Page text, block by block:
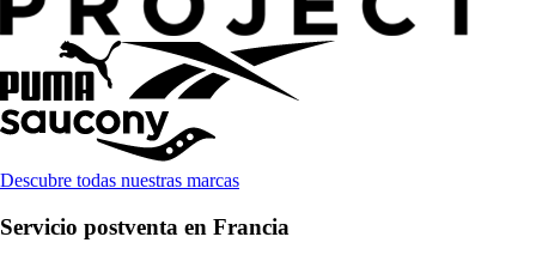
Descubre todas nuestras marcas
Servicio postventa en Francia